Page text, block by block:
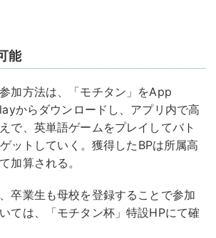
能
加方法は、「モチタン」をApp
からダウンロードし、アプリ内で高
で、英単語ゲームをプレイしてバト
ットしていく。獲得したBPは所属高
加算される。
卒業生も母校を登録することで参加
ては、「モチタン杯」特設HPにて確